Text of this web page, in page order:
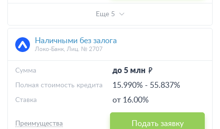
Еще 5
Наличными без залога
Локо-Банк, Лиц. № 2707
до 5 млн
Cумма
15.990% - 55.837%
Полная стоимость кредита
от 16.00%
Ставка
Подать заявку
Преимущества